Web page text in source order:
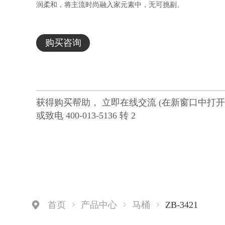
润柔和，将主流时尚融入家元素中，无可挑剔。
购买咨询
获得购买帮助， 立即在线交流 (在新窗口中打
或致电 400-013-5136 转 2
首页 产品中心 马桶 ZB-3421